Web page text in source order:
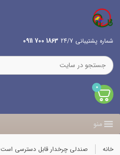
شماره پشتیبانی 24/7 1863 700 0911
0
منو
خانه صندلی چرخدار قابل دسترسی است